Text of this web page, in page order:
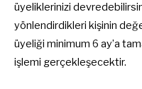
üyeliklerinizi
yönlendirdikleri kişinin
üyeliği minimum 6 ay’a
işlemi gerçekleşecektir.